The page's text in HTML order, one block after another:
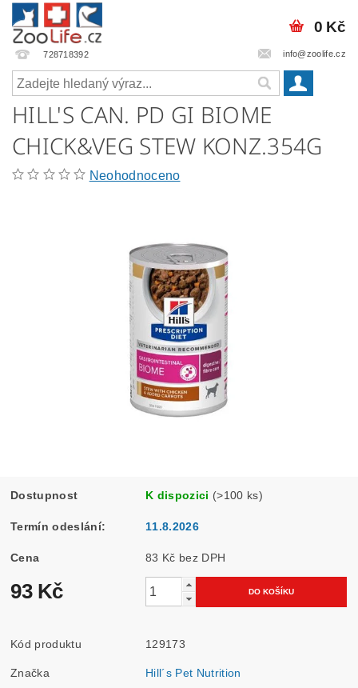
728718392 info@zoolife.cz
0 Kč
HILL'S CAN. PD GI BIOME
CHICK&VEG STEW KONZ.354G
Neohodnoceno
Dostupnost K dispozici (>100 ks)
Termín odeslání: 11.8.2026
Cena 83 Kč bez DPH
93 Kč
Kód produktu 129173
Značka Hill´s Pet Nutrition